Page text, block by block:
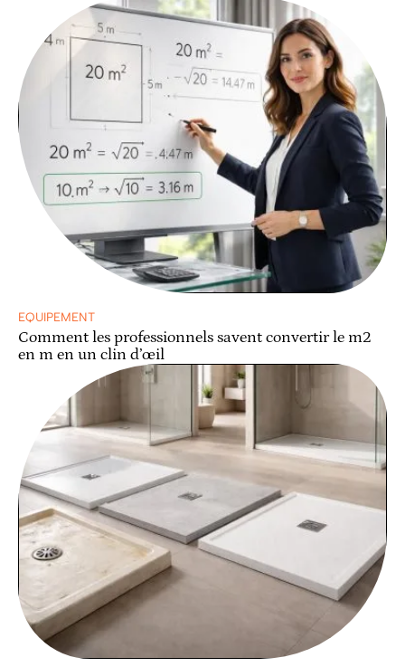
EQUIPEMENT
Comment les professionnels savent convertir le m2
en m en un clin d’œil